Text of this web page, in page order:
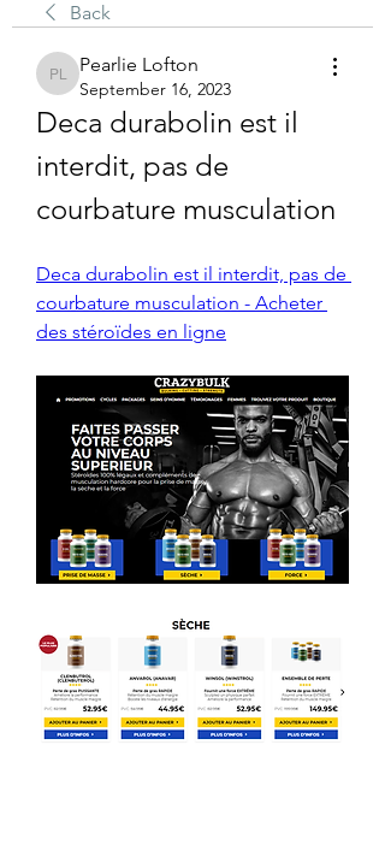
Back
Pearlie Lofton
Pearlie Lofton
September 16, 2023
Deca durabolin est il
interdit, pas de
courbature musculation
Deca durabolin est il interdit, pas de
courbature musculation - Acheter
des stéroïdes en ligne